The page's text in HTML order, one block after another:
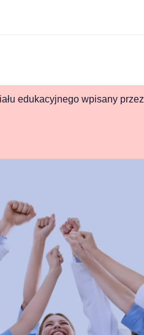
edukacyjnego wpisany przez